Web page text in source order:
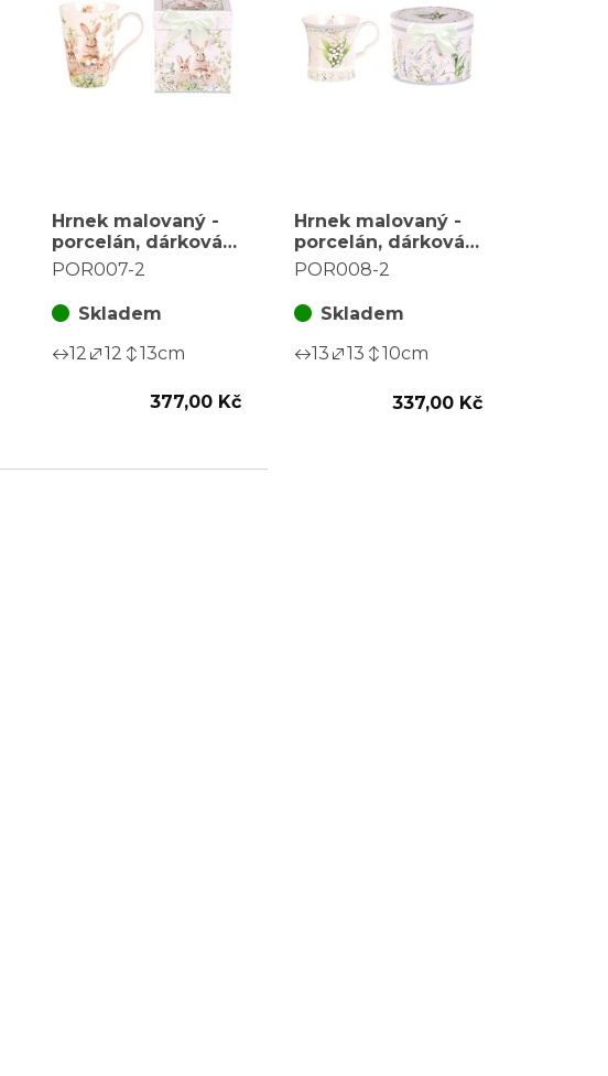
Hrnek malovaný -
porcelán, dárková
dóza, motiv se
POR007-2
Skladem
12
12 13cm
377,00 Kč
Hrnek malovaný -
porcelán, dárková
dóza, motiv s
POR008-2
Skladem
13
13 10cm
337,00 Kč